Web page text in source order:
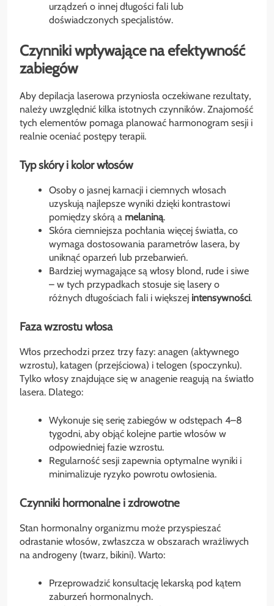
urządzeń o innej długości fali lub
doświadczonych specjalistów.
Czynniki wpływające na efektywność
zabiegów
Aby depilacja laserowa przyniosła oczekiwane rezultaty,
należy uwzględnić kilka istotnych czynników. Znajomość
tych elementów pomaga planować harmonogram sesji i
realnie oceniać postępy terapii.
Typ skóry i kolor włosów
Osoby o jasnej karnacji i ciemnych włosach
uzyskują najlepsze wyniki dzięki kontrastowi
pomiędzy skórą a melaniną.
Skóra ciemniejsza pochłania więcej światła, co
wymaga dostosowania parametrów lasera, by
uniknąć oparzeń lub przebarwień.
Bardziej wymagające są włosy blond, rude i siwe
– w tych przypadkach stosuje się lasery o
różnych długościach fali i większej intensywności.
Faza wzrostu włosa
Włos przechodzi przez trzy fazy: anagen (aktywnego
wzrostu), katagen (przejściowa) i telogen (spoczynku).
Tylko włosy znajdujące się w anagenie reagują na światło
lasera. Dlatego:
Wykonuje się serię zabiegów w odstępach 4–8
tygodni, aby objąć kolejne partie włosów w
odpowiedniej fazie wzrostu.
Regularność sesji zapewnia optymalne wyniki i
minimalizuje ryzyko powrotu owłosienia.
Czynniki hormonalne i zdrowotne
Stan hormonalny organizmu może przyspieszać
odrastanie włosów, zwłaszcza w obszarach wrażliwych
na androgeny (twarz, bikini). Warto:
Przeprowadzić konsultację lekarską pod kątem
zaburzeń hormonalnych.